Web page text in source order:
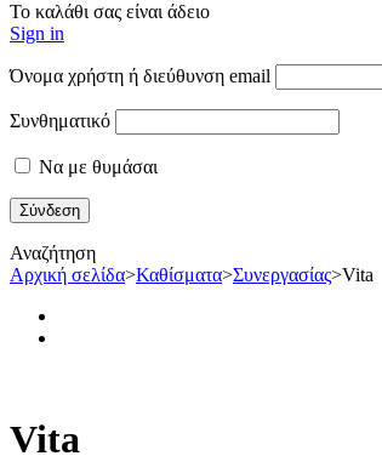
Το καλάθι σας είναι άδειο
Sign in
Όνομα χρήστη ή διεύθυνση email
Συνθηματικό
Να με θυμάσαι
Αναζήτηση
Αρχική σελίδα>Καθίσματα>Συνεργασίας>Vita
Vita